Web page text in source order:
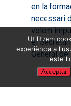
en la
necessari
volem
el
General de
Utilitzem
experiència a
este
Acceptar